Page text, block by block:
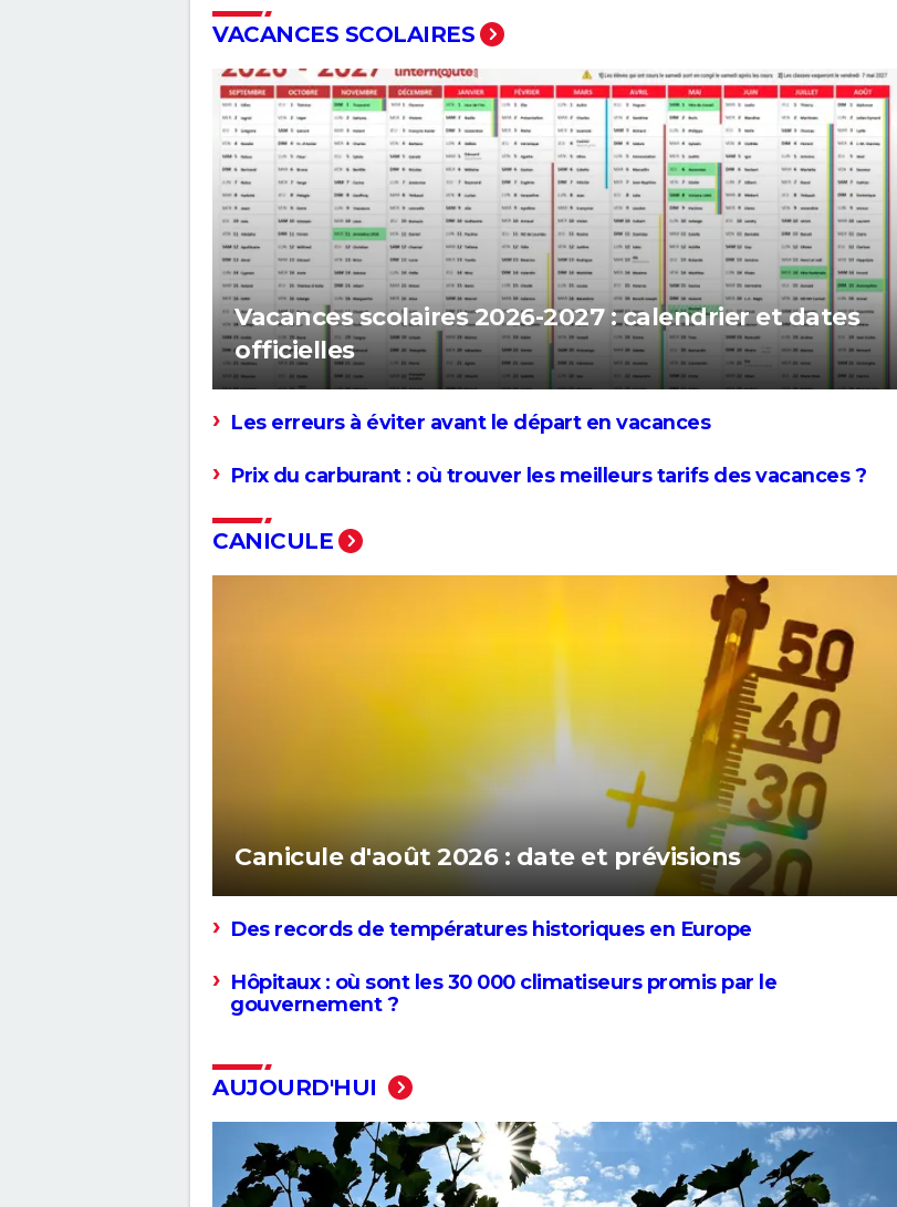
VACANCES SCOLAIRES
Vacances scolaires 2026-2027 : calendrier et dates
officielles
Les erreurs à éviter avant le départ en vacances
Prix du carburant : où trouver les meilleurs tarifs des vacances ?
CANICULE
Canicule d'août 2026 : date et prévisions
Des records de températures historiques en Europe
Hôpitaux : où sont les 30 000 climatiseurs promis par le
gouvernement ?
AUJOURD'HUI